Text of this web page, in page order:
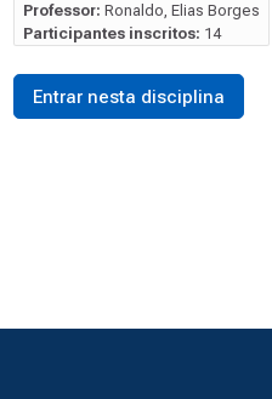
Professor: Ronaldo, Elias Borges
Participantes inscritos: 14
Entrar nesta disciplina